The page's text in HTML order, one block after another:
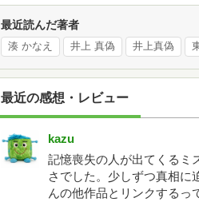
最近読んだ著者
湊 かなえ 井上 真偽 井上真偽
最近の感想・レビュー
kazu
記憶喪失の人が出てくるミ
さでした。少しずつ真相に
んの他作品とリンクするっ